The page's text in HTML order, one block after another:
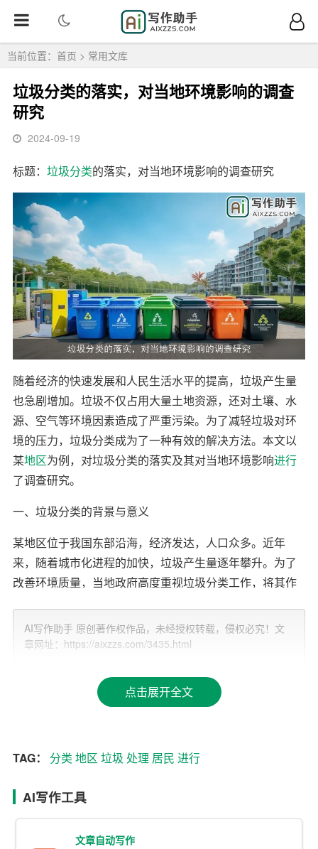
当前位置： 首页 > 常用文库
垃圾分类的落实，对当地环境影响的调查
研究
2024-09-19
标题： 垃圾分类的落实，对当地环境影响的调查研究
随着经济的快速发展和人民生活水平的提高，垃圾产生量
也急剧增加。垃圾不仅占用大量土地资源，还对土壤、水
源、空气等环境因素造成了严重污染。为了减轻垃圾对环
境的压力，垃圾分类成为了一种有效的解决方法。本文以
某地区为例，对垃圾分类的落实及其对当地环境影响进行
了调查研究。
一、垃圾分类的背景与意义
某地区位于我国东部沿海，经济发达，人口众多。近年
来，随着城市化进程的加快，垃圾产生量逐年攀升。为了
改善环境质量，当地政府高度重视垃圾分类工作，将其作
有助于资源的回收利用，还能有效减少环境污染，提高
生活品质。
二、垃圾分类的实施情况
1. 政策法规的完善
圾分类的标准、分类方法和 处理方式。同时，通过对垃圾
度。
AI写作助手 原创著作权作品，未经授权转载，侵权必究！文
章网址：https://aixzzs.com/3435.html
点击展开全文
TAG： 分类 地区 垃圾 处理 居民 进行
AI写作工具
文章自动写作